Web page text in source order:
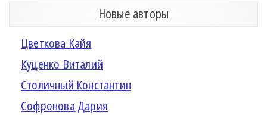
Новые авторы
Цветкова Кайя
Куценко Виталий
Столичный Константин
Софронова Дария